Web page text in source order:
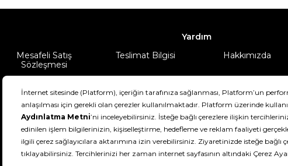
Yardım
Mesafeli Satış
Sözleşmesi
Teslimat Bilgisi Hakkımızda
DeFactoFIT ©️ 2022-2026. Tüm hakları saklıdır.